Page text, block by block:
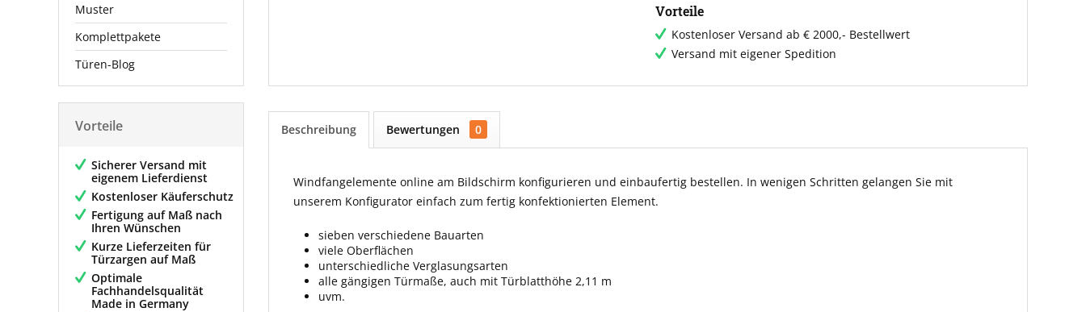
Muster
Komplettpakete
Türen-Blog
Vorteile
Sicherer Versand mit
eigenem Lieferdienst
Kostenloser Käuferschutz
Fertigung auf Maß nach
Ihren Wünschen
Kurze Lieferzeiten für
Türzargen auf Maß
Optimale
Fachhandelsqualität
Made in Germany
Vorteile
Kostenloser Versand ab € 2000,- Bestellwert
Versand mit eigener Spedition
Beschreibung Bewertungen 0
Windfangelemente online am Bildschirm konfigurieren und einbaufertig bestellen. In wenigen Schritten gelangen Sie mit
unserem Konfigurator einfach zum fertig konfektionierten Element.
sieben verschiedene Bauarten
viele Oberflächen
unterschiedliche Verglasungsarten
alle gängigen Türmaße, auch mit Türblatthöhe 2,11 m
uvm.